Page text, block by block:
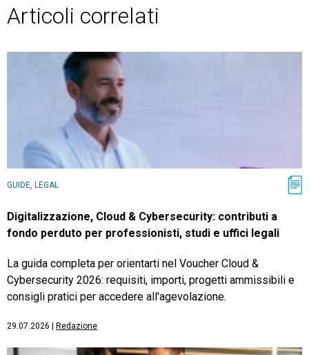
Articoli correlati
GUIDE, LEGAL
Digitalizzazione, Cloud & Cybersecurity: contributi a
fondo perduto per professionisti, studi e uffici legali
La guida completa per orientarti nel Voucher Cloud &
Cybersecurity 2026: requisiti, importi, progetti ammissibili e
consigli pratici per accedere all'agevolazione.
29.07.2026 Redazione